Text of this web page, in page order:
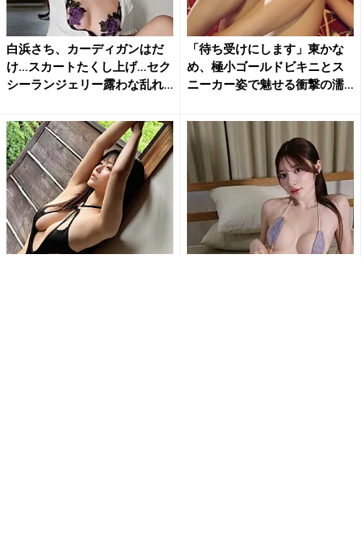
白浜さち、カーディガンはだ
け…スカートたくし上げ…セク
シーランジェリー露わな乱れ...
「待ち受けにします」東かな
め、極小ゴールドビキニとス
ニーカー姿で魅せる衝撃の濡